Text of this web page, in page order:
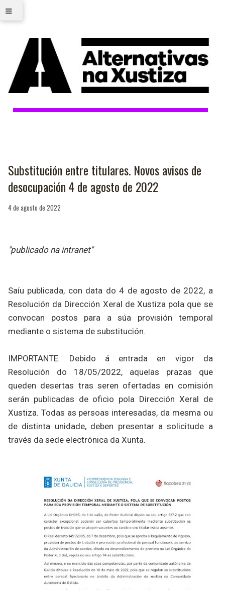
≡
Substitución entre titulares. Novos avisos de
desocupación 4 de agosto de 2022
4 de agosto de 2022
"publicado na intranet"
Saíu publicada, con data do 4 de agosto de 2022, a
Resolución da Dirección Xeral de Xustiza pola que se
convocan postos para a súa provisión temporal
mediante o sistema de substitución.
IMPORTANTE: Debido á entrada en vigor da
Resolución do 18/05/2022, aquelas prazas que
queden desertas tras seren ofertadas en comisión
serán publicadas de oficio pola Dirección Xeral de
Xustiza. Todas as persoas interesadas, da mesma ou
de distinta unidade, deben presentar a solicitude a
través da sede electrónica da Xunta.